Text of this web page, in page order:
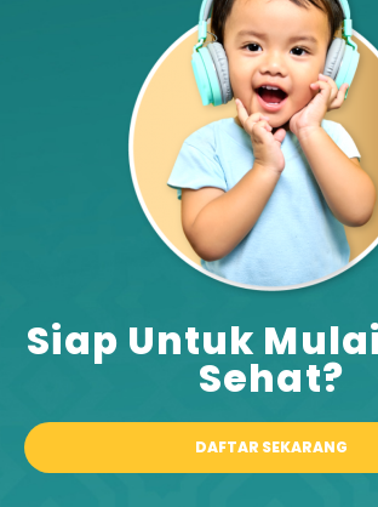
Siap Untuk
Sehat?​
DAFTAR SEKARANG